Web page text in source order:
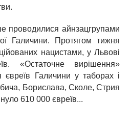
проводилися айнзацгрупами
Галичини. Протягом тижня
нацистами, у Львові
«Остаточне вирішення»
Галичини у таборах і
Борислава, Сколе, Стрия
610 000 євреїв...